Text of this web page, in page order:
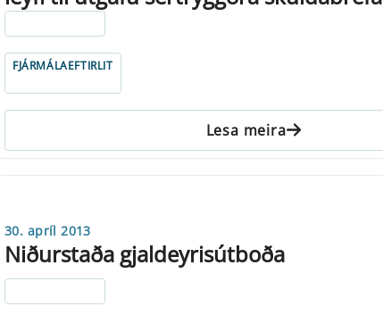
FJÁRMÁLAEFTIRLIT
Lesa meira
30. apríl 2013
Niðurstaða gjaldeyrisútboða